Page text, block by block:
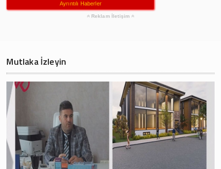
Ayrıntılı Haberler
Reklam İletişim
Mutlaka İzleyin